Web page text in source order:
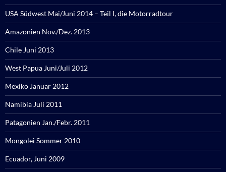
USA Südwest Mai/Juni 2014 – Teil I, die Motorradtour
Amazonien Nov./Dez. 2013
Chile Juni 2013
West Papua Juni/Juli 2012
Mexiko Januar 2012
Namibia Juli 2011
Patagonien Jan./Febr. 2011
Mongolei Sommer 2010
Ecuador, Juni 2009